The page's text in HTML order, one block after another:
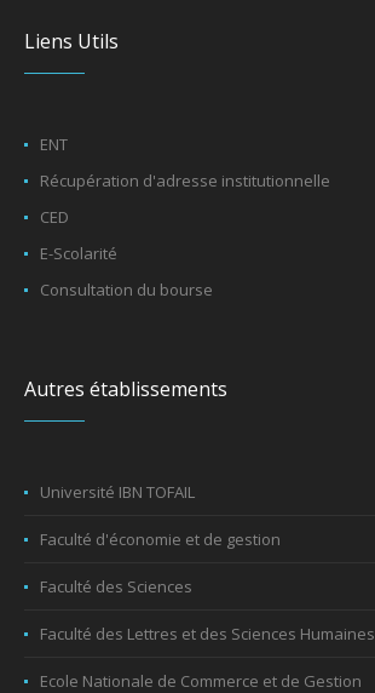
Liens Utils
ENT
Récupération d'adresse institutionnelle
CED
E-Scolarité
Consultation du bourse
Autres établissements
Université IBN TOFAIL
Faculté d'économie et de gestion
Faculté des Sciences
Faculté des Lettres et des Sciences Humaines
Ecole Nationale de Commerce et de Gestion